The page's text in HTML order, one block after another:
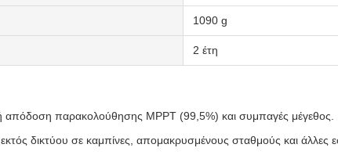
1090 g
2 έτη
απόδοση παρακολούθησης MPPT (99,5%) και συμπαγές μέγεθος.
εκτός δικτύου σε καμπίνες, απομακρυσμένους σταθμούς και